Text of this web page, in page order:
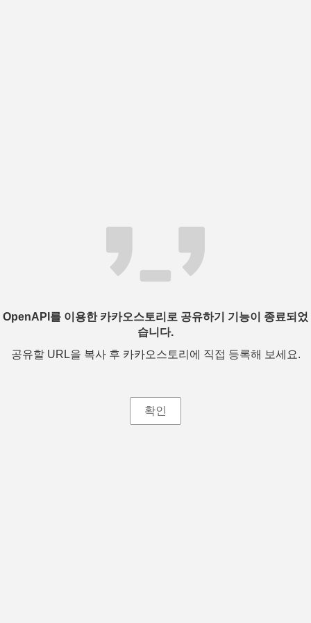
OpenAPI를 이용한 카카오스토리로 공유하기 기능이 종료되었
습니다.
공유할 URL을 복사 후 카카오스토리에 직접 등록해 보세요.
확인